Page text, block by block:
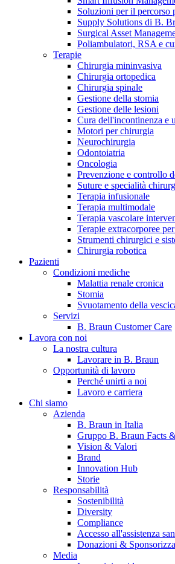
Catalogo prodotti
Trova il prodotto che stai cercando.
Campione stomia o cateteri
Richiedi gratuitamente un campione
Trova la tua opportunità di lavoro!
Scopri le opportunità di carriera del
Contatti
Hai domande o richieste? Scrivici
Soluzioni per il percorso
Supply Solutions di B.
Surgical Asset
Poliambulatori, RSA e
Terapie
Chirurgia mininvasiva
Chirurgia ortopedica
Chirurgia spinale
Gestione della stomia
Gestione delle lesioni
Cura dell'incontinenza e
Motori per chirurgia
Neurochirurgia
Odontoiatria
Oncologia
Prevenzione e controllo
Suture e specialità
Terapia infusionale
Terapia multimodale
Terapia vascolare
Terapie extracorporee
Strumenti chirurgici e
Chirurgia robotica
Pazienti
Condizioni mediche
Malattia renale cronica
Stomia
Svuotamento della
Servizi
B. Braun Customer Care
Lavora con noi
La nostra cultura
Lavorare in B. Braun
Opportunità di lavoro
Perché unirti a noi
Lavoro e carriera
Chi siamo
Azienda
B. Braun in Italia
Gruppo B. Braun Facts
Vision & Valori
Brand
Innovation Hub
Storie
Responsabilità
Sostenibilità
Diversity
Compliance
Accesso all'assistenza
Donazioni &
Media